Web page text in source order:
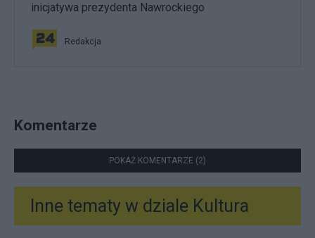
inicjatywa prezydenta Nawrockiego
Redakcja
Komentarze
POKAŻ KOMENTARZE (2)
Inne tematy w dziale Kultura